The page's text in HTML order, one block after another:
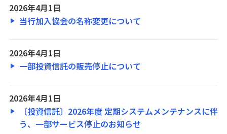
資料請求
書面取次ぎ行為に係る最良執行方針について
借りる
アパートローン
2026年4月1日
当行加入協会の名称変更について
2026年4月1日
一部投資信託の販売停止について
2026年4月1日
〔投資信託〕2026年度 定期システムメンテナンスに伴
う、一部サービス停止のお知らせ